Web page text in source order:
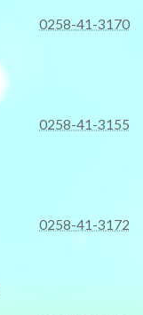
0258-41-3170
0258-41-3155
0258-41-3172